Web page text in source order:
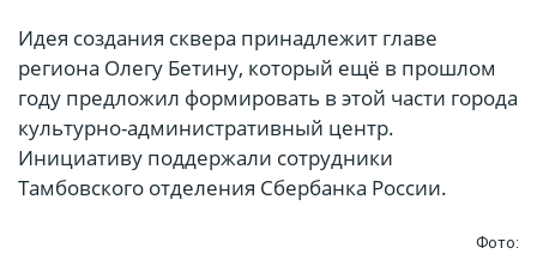
Идея создания сквера принадлежит главе
региона Олегу Бетину, который ещё в прошлом
году предложил формировать в этой части города
культурно-административный центр.
Инициативу поддержали сотрудники
Тамбовского отделения Сбербанка России.
Фото: